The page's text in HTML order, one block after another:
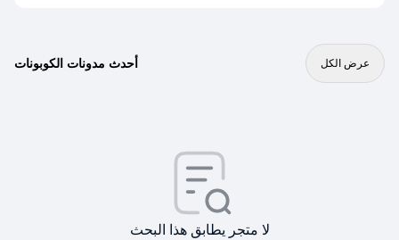
أحدث مدونات الكوبونات عرض الكل
لا متجر يطابق هذا البحث